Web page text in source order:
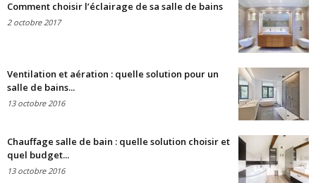
Comment choisir l’éclairage de sa salle de bains
2 octobre 2017
Ventilation et aération : quelle solution pour un
salle de bains...
13 octobre 2016
Chauffage salle de bain : quelle solution choisir et
quel budget...
13 octobre 2016